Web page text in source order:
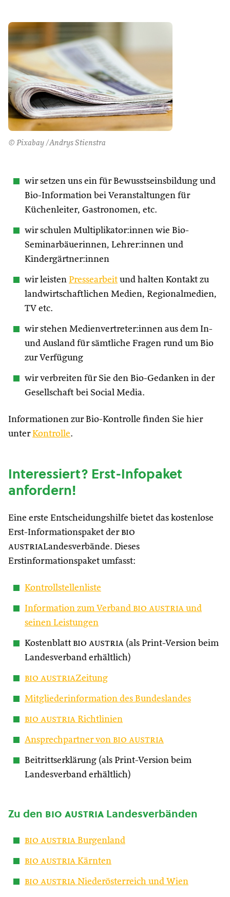
© Pixabay /Andrys Stienstra
wir setzen uns ein für Bewusstseinsbildung und
Bio-Information bei Veranstaltungen für
Küchenleiter, Gastronomen, etc.
wir schulen Multiplikator:innen wie Bio-
Seminarbäuerinnen, Lehrer:innen und
Kindergärtner:innen
wir leisten Pressearbeit und halten Kontakt zu
landwirtschaftlichen Medien, Regionalmedien,
TV etc.
wir stehen Medienvertreter:innen aus dem In-
und Ausland für sämtliche Fragen rund um Bio
zur Verfügung
wir verbreiten für Sie den Bio-Gedanken in der
Gesellschaft bei Social Media.
Informationen zur Bio-Kontrolle finden Sie hier
unterKontrolle.
Interessiert? Erst-Infopaket
anfordern!
Eine erste Entscheidungshilfe bietet das kostenlose
Erst-Informationspaket der bio
austriaLandesverbände. Dieses
Erstinformationspaket umfasst:
Kontrollstellenliste
Information zum Verband bio austria und
seinen Leistungen
Kostenblatt bio austria (als Print-Version beim
Landesverband erhältlich)
bio austriaZeitung
Mitgliederinformation des Bundeslandes
bio austria Richtlinien
Ansprechpartner von bio austria
Beitrittserklärung (als Print-Version beim
Landesverband erhältlich)
Zu den bio austria Landesverbänden
bio austria Burgenland
bio austria Kärnten
bio austria Niederösterreich und Wien